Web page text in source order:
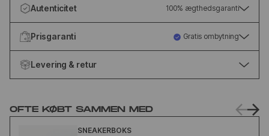
Autenticitet 100% ægthedsgaranti
Prisgaranti Gratis ombytning
Levering & retur
OFTE KØBT SAMMEN MED
SNEAKERBOKS